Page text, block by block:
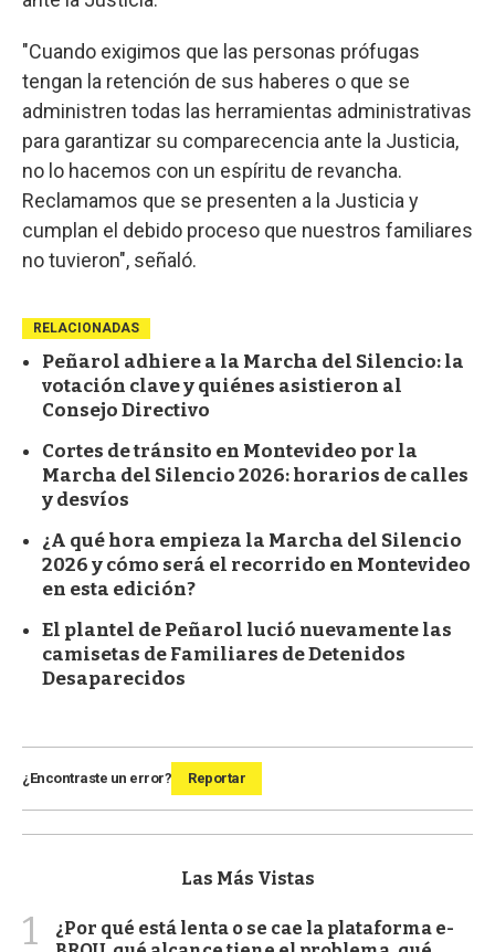
"Cuando exigimos que las personas prófugas
tengan la retención de sus haberes o que se
administren todas las herramientas administrativas
para garantizar su comparecencia ante la Justicia,
no lo hacemos con un espíritu de revancha.
Reclamamos que se presenten a la Justicia y
cumplan el debido proceso que nuestros familiares
no tuvieron", señaló.
RELACIONADAS
Peñarol adhiere a la Marcha del Silencio: la
votación clave y quiénes asistieron al
Consejo Directivo
Cortes de tránsito en Montevideo por la
Marcha del Silencio 2026: horarios de calles
y desvíos
¿A qué hora empieza la Marcha del Silencio
2026 y cómo será el recorrido en Montevideo
en esta edición?
El plantel de Peñarol lució nuevamente las
camisetas de Familiares de Detenidos
Desaparecidos
¿Encontraste un error? Reportar
Las Más Vistas
1
¿Por qué está lenta o se cae la plataforma e-